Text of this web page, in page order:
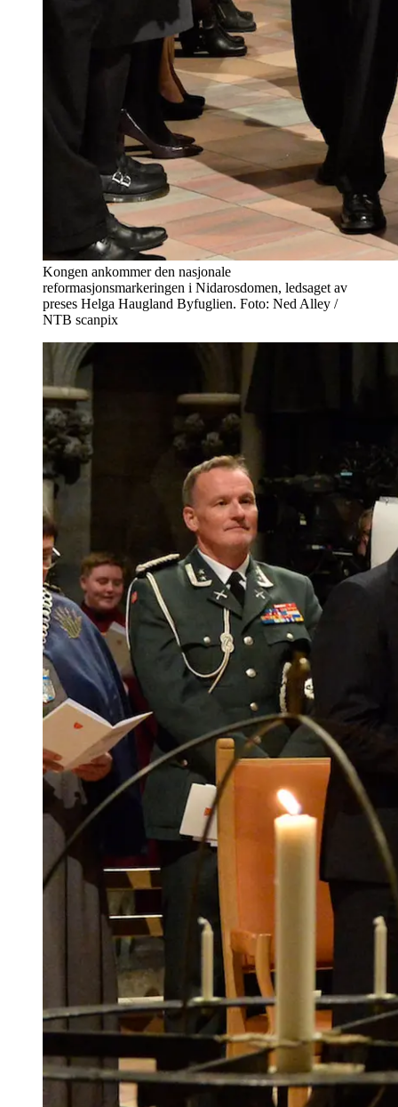
Kongen ankommer den nasjonale
reformasjonsmarkeringen i Nidarosdomen, ledsaget av
preses Helga Haugland Byfuglien. Foto: Ned Alley /
NTB scanpix